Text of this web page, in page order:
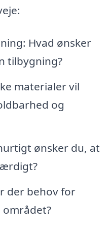
Hvad ønsker
tilbygning?
materialer vil
og
ønsker du, at
der behov for